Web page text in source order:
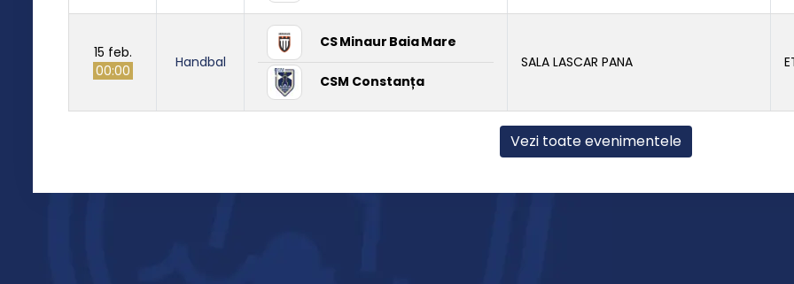
15 feb.
00:00
Handbal
CS Minaur Baia Mare
CSM Constanța
SALA LASCAR PANA
Vezi toate evenimentele